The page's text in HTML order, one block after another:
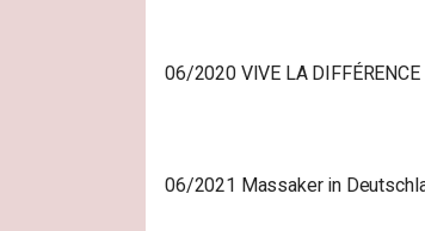
06/2020 VIVE LA
06/2021 Massaker in